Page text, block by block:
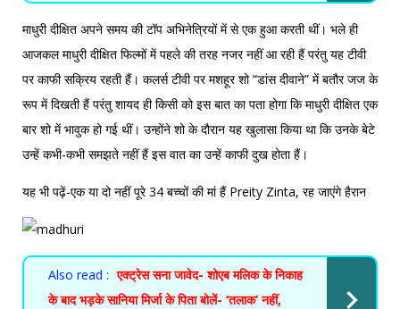
माधुरी दीक्षित अपने समय की टॉप अभिनेत्रियों में से एक हुआ करती थीं। भले ही
आजकल माधुरी दीक्षित फिल्मों में पहले की तरह नजर नहीं आ रही हैं परंतु यह टीवी
पर काफी सक्रिय रहती हैं। कलर्स टीवी पर मशहूर शो “डांस दीवाने” में बतौर जज के
रूप में दिखती हैं परंतु शायद ही किसी को इस बात का पता होगा कि माधुरी दीक्षित एक
बार शो में भावुक हो गई थीं। उन्होंने शो के दौरान यह खुलासा किया था कि उनके बेटे
उन्हें कभी-कभी समझते नहीं हैं इस वात का उन्हें काफी दुख होता हैं।
यह भी पढ़ें-एक या दो नहीं पूरे 34 बच्चों की मां हैं Preity Zinta, रह जाएंगे हैरान
Also read : एक्ट्रेस सना जावेद- शोएब मलिक के निकाह
के बाद भड़के सानिया मिर्जा के पिता बोलें- ‘तलाक’ नहीं,